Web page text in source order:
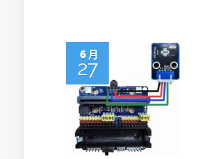
6 月
27